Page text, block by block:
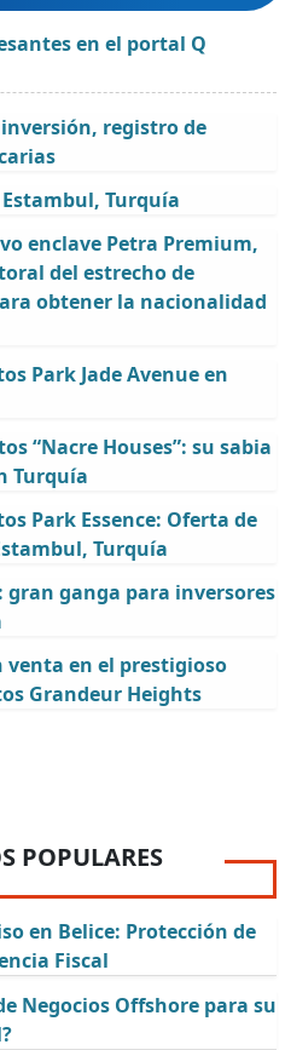
en el portal Q
registro de
Turquía
enclave Petra Premium,
del estrecho de
obtener la nacionalidad
Park Jade Avenue en
“Nacre Houses”: su sabia
Turquía
Park Essence: Oferta de
Turquía
gran ganga para inversores
en el prestigioso
Grandeur Heights
POPULARES
en Belice: Protección de
Fiscal
Negocios Offshore para su